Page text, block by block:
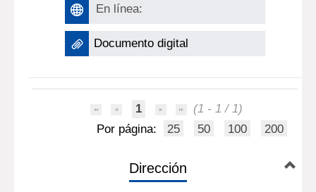
En línea:
Documento digital
1
(1 - 1 / 1)
Por página:
25 50 100 200
Dirección